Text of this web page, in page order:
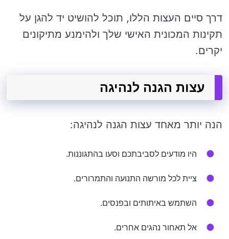
דרך סיים העצות הללו, תוכל להושיט יד להגן על
תקינות המכונית האישי שלך ולהימנע מתיקונים
יקרים.
עצות הגנה לנהיגה
הנה יותר מאחד עצות הגנה לנהיגה:
היו מודעים לסביבתכם וסעו בהתגוננות.
ציית לכל מורשה התנועה והתמרורים.
השתמש באיתותים ובפנסים.
אל תאחור נהגים אחרים.